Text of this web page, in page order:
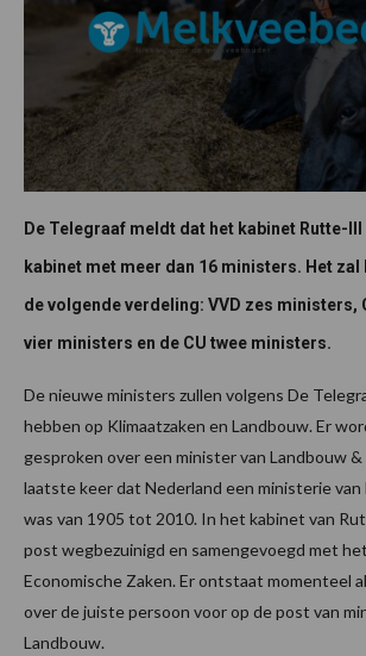
De Telegraaf meldt dat het kabinet Rutte-
kabinet met meer dan 16 ministers. Het zal
de volgende verdeling: VVD zes ministers,
vier ministers en de CU twee ministers.
De nieuwe ministers zullen volgens De
hebben op Klimaatzaken en Landbouw. Er
gesproken over een minister van Landbouw &
laatste keer dat Nederland een ministerie
was van 1905 tot 2010. In het kabinet van
post wegbezuinigd en samengevoegd met
Economische Zaken. Er ontstaat momenteel
over de juiste persoon voor op de post van
Landbouw.